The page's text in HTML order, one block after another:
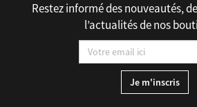
Restez informé des nouveautés,
l’actualités de nos